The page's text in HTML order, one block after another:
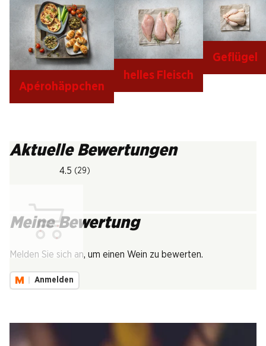
Apérohäppchen
helles Fleisch
Geflügel
Aktuelle Bewertungen
4.5 (29)
Meine Bewertung
Melden Sie sich an, um einen Wein zu bewerten.
Anmelden